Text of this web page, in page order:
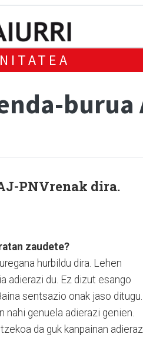
burua
PNVrenak dira.
zaudete?
hurbildu dira. Lehen
adierazi du. Ez dizut esango
sentsazio onak jaso ditugu.
nahi genuela adierazi genien.
da guk kanpainan